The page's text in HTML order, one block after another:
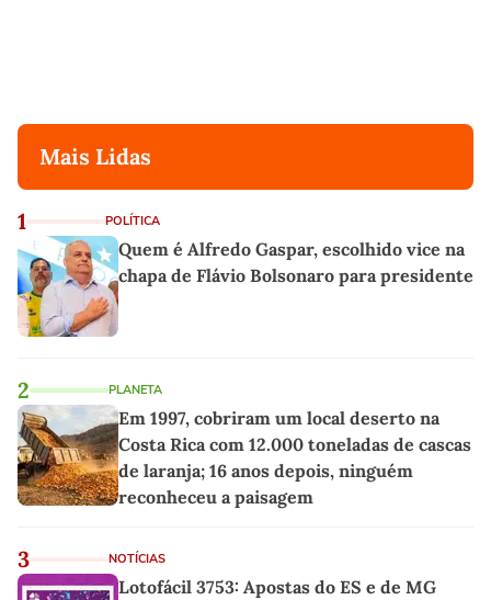
Mais Lidas
1 POLÍTICA
Quem é Alfredo Gaspar, escolhido vice na
chapa de Flávio Bolsonaro para presidente
2 PLANETA
Em 1997, cobriram um local deserto na
Costa Rica com 12.000 toneladas de cascas
de laranja; 16 anos depois, ninguém
reconheceu a paisagem
3 NOTÍCIAS
Lotofácil 3753: Apostas do ES e de MG